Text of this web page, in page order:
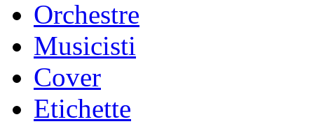
Orchestre
Musicisti
Cover
Etichette